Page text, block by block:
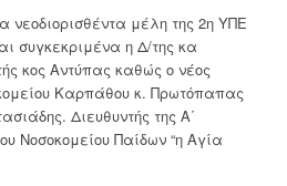
νεοδιορισθέντα μέλη της 2η ΥΠΕ
συγκεκριμένα η Δ/της κα
κος Αντύπας καθώς ο νέος
Καρπάθου κ. Πρωτόπαπας
Διευθυντής της Α΄
Νοσοκομείου Παίδων “η Αγία